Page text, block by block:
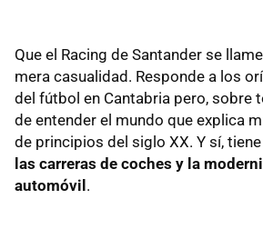
Que el Racing de Santander se
mera casualidad. Responde a los
del fútbol en Cantabria pero, sobre
de entender el mundo que explica
de principios del siglo XX. Y sí,
las carreras de coches y la
automóvil .